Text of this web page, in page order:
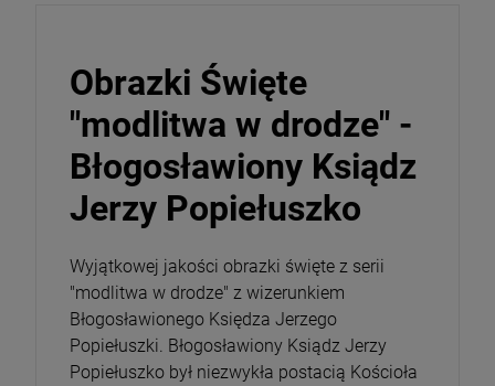
Magnesy religijne Kardynał Stefan
Wyszyński
26,00 zł
Opakowanie
DO KOSZYKA
Obrazki Święte
"modlitwa w drodze" -
Błogosławiony Ksiądz
Jerzy Popiełuszko
Wyjątkowej jakości obrazki święte z serii
"modlitwa w drodze" z wizerunkiem
Błogosławionego Księdza Jerzego
Popiełuszki. Błogosławiony Ksiądz Jerzy
Popiełuszko był niezwykła postacią Kościoła